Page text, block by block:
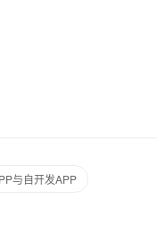
与自开发APP